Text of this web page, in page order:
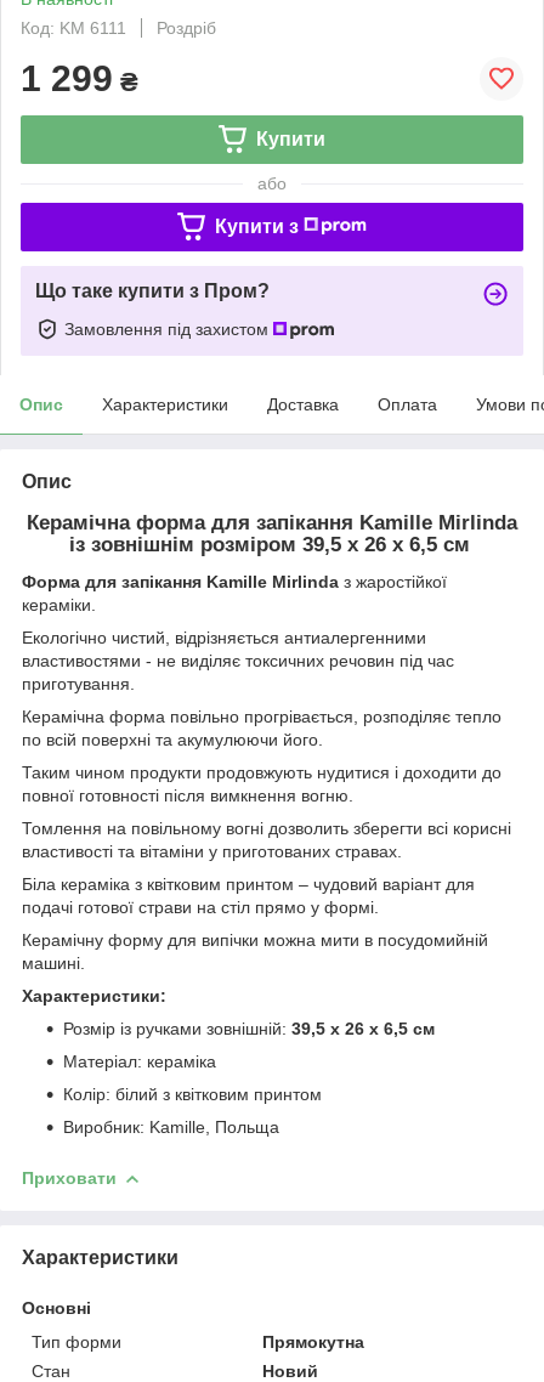
Код: KM 6111
Роздріб
1 299 ₴
Купити
або
Купити з
Що таке купити з Пром?
Замовлення під захистом
Опис Характеристики Доставка Оплата Умови
Опис
Керамічна форма для запікання Kamille Mirlinda
із зовнішнім розміром 39,5 х 26 х 6,5 см
Форма для запікання Kamille Mirlinda з жаростійкої
кераміки.
Екологічно чистий, відрізняється антиалергенними
властивостями - не виділяє токсичних речовин під час
приготування.
Керамічна форма повільно прогрівається, розподіляє тепло
по всій поверхні та акумулюючи його.
Таким чином продукти продовжують нудитися і доходити до
повної готовності після вимкнення вогню.
Томлення на повільному вогні дозволить зберегти всі корисні
властивості та вітаміни у приготованих стравах.
Біла кераміка з квітковим принтом – чудовий варіант для
подачі готової страви на стіл прямо у формі.
Керамічну форму для випічки можна мити в посудомийній
машині.
Характеристики:
Розмір із ручками зовнішній: 39,5 х 26 х 6,5 см
Матеріал: кераміка
Колір: білий з квітковим принтом
Виробник: Kamille, Польща
Приховати
Характеристики
Основні
Тип форми
Прямокутна
Стан
Новий